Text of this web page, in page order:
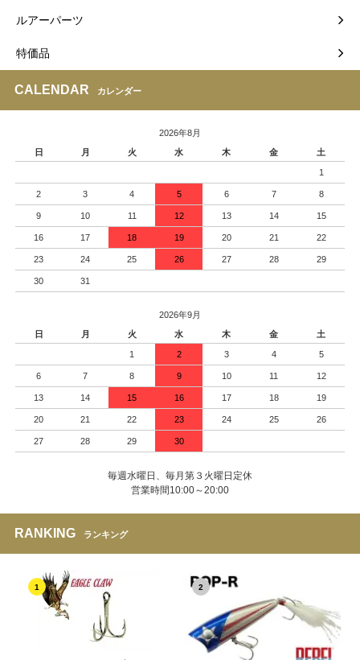
ルアーパーツ
特価品
CALENDAR カレンダー
2026年8月
日
月 火 水 木 金 土
1
2 3 4 5 6 7 8
9 10 11 12 13 14 15
16 17 18 19 20 21 22
23 24 25 26 27 28 29
30 31
2026年9月
日
月 火 水 木 金 土
1 2 3 4 5
6 7 8 9 10 11 12
13 14 15 16 17 18 19
20 21 22 23 24 25 26
27 28 29 30
毎週水曜日、毎月第３火曜日定休
営業時間10:00～20:00
RANKING ランキング
1 2